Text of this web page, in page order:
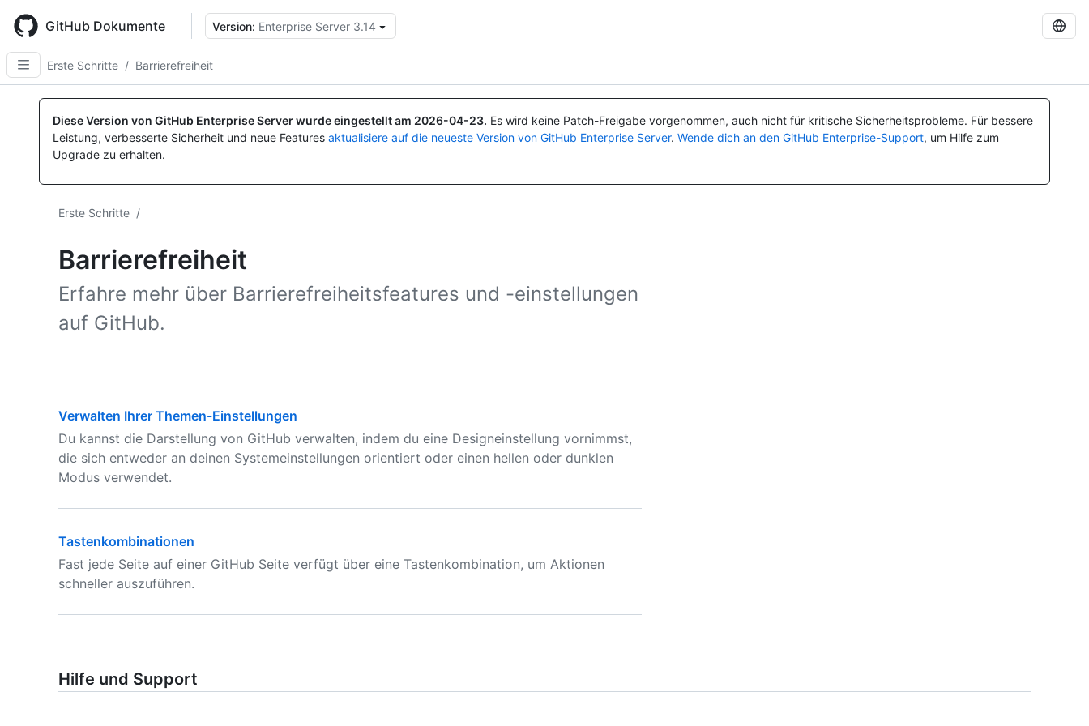
main
content
GitHub Dokumente Version: Enterprise Server 3.14
Erste Schritte / Barrierefreiheit
Diese Version von GitHub Enterprise Server wurde eingestellt am 2026-04-23. Es wird keine Patch-Freigabe vorgenommen, auch nicht für kritische Sicherheitsprobleme. Für bessere
Leistung, verbesserte Sicherheit und neue Features aktualisiere auf die neueste Version von GitHub Enterprise Server. Wende dich an den GitHub Enterprise-Support, um Hilfe zum
Upgrade zu erhalten.
Erste Schritte /
Barrierefreiheit
Erfahre mehr über Barrierefreiheitsfeatures und -einstellungen
auf GitHub.
Verwalten Ihrer Themen-Einstellungen
Du kannst die Darstellung von GitHub verwalten, indem du eine Designeinstellung vornimmst,
die sich entweder an deinen Systemeinstellungen orientiert oder einen hellen oder dunklen
Modus verwendet.
Tastenkombinationen
Fast jede Seite auf einer GitHub Seite verfügt über eine Tastenkombination, um Aktionen
schneller auszuführen.
Hilfe und Support